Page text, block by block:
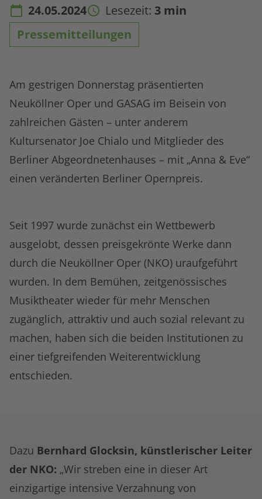
24.05.2024 Lesezeit: 3 min
Pressemitteilungen
Am gestrigen Donnerstag präsentierten
Neuköllner Oper und GASAG im Beisein von
zahlreichen Gästen – unter anderem
Kultursenator Joe Chialo und Mitglieder des
Berliner Abgeordnetenhauses – mit „Anna & Eve“
einen veränderten Berliner Opernpreis.
Seit 1997 wurde zunächst ein Wettbewerb
ausgelobt, dessen preisgekrönte Werke dann
durch die Neuköllner Oper (NKO) uraufgeführt
wurden. In dem Bemühen, zeitgenössisches
Musiktheater wieder für mehr Menschen
zugänglich, attraktiv und auch sozial relevant zu
machen, haben sich die beiden Institutionen zu
einer tiefgreifenden Weiterentwicklung
entschieden.
Dazu Bernhard Glocksin, künstlerischer Leiter
der NKO: „Wir streben eine in dieser Art
einzigartige intensive Verzahnung von